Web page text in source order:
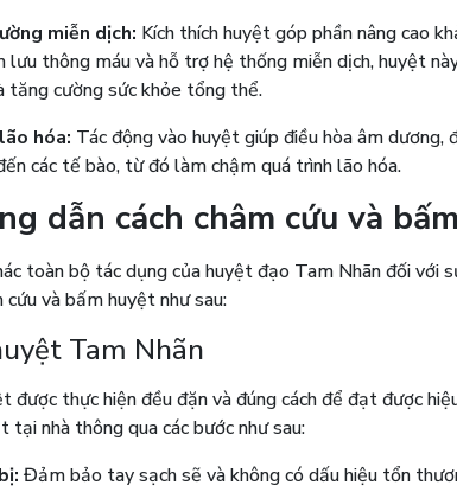
miễn dịch: Kích thích huyệt góp phần nâng cao
lưu thông máu và hỗ trợ hệ thống miễn dịch, huyệt
tăng cường sức khỏe tổng thể.
hóa: Tác động vào huyệt giúp điều hòa âm
các tế bào, từ đó làm chậm quá trình lão hóa.
dẫn cách châm cứu và
toàn bộ tác dụng của huyệt đạo Tam Nhãn đối với
cứu và bấm huyệt như sau:
Tam Nhãn
được thực hiện đều đặn và đúng cách để đạt được
tại nhà thông qua các bước như sau:
Đảm bảo tay sạch sẽ và không có dấu hiệu tổn